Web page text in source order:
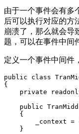
由于一个事件会有多
后可以执行对应的方
崩溃了，那么就会导
题，可以在事件中间
定义一个事件中间件
public class
{
private
public
    {
_context =
    }